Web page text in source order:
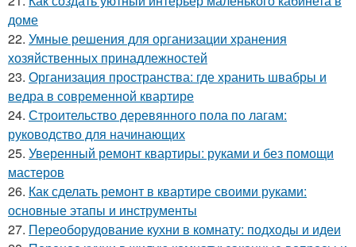
доме
22. Умные решения для организации хранения
хозяйственных принадлежностей
23. Организация пространства: где хранить швабры и
ведра в современной квартире
24. Строительство деревянного пола по лагам:
руководство для начинающих
25. Уверенный ремонт квартиры: руками и без помощи
мастеров
26. Как сделать ремонт в квартире своими руками:
основные этапы и инструменты
27. Переоборудование кухни в комнату: подходы и идеи